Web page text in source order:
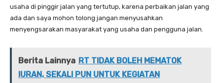
usaha di pinggir jalan yang tertutup, karena perbaikan jalan yang
ada dan saya mohon tolong jangan menyusahkan
menyengsarakan masyarakat yang usaha dan pengguna jalan.
Berita Lainnya RT TIDAK BOLEH MEMATOK
IURAN, SEKALI PUN UNTUK KEGIATAN